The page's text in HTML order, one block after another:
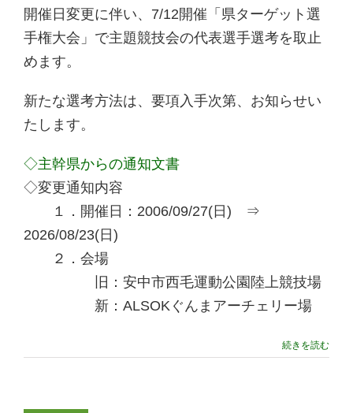
開催日変更に伴い、7/12開催「県ターゲット選
手権大会」で主題競技会の代表選手選考を取止
めます。
新たな選考方法は、要項入手次第、お知らせい
たします。
◇主幹県からの通知文書
◇変更通知内容
１．開催日：2006/09/27(日) ⇒
2026/08/23(日)
２．会場
旧：安中市西毛運動公園陸上競技場
新：ALSOKぐんまアーチェリー場
続きを読む